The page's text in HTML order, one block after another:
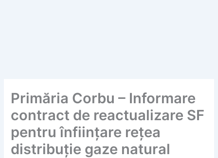
Primăria Corbu – Informare
contract de reactualizare SF
pentru înființare rețea
distribuție gaze natural